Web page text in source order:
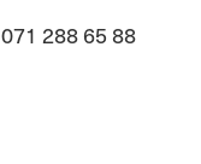
288 65 88